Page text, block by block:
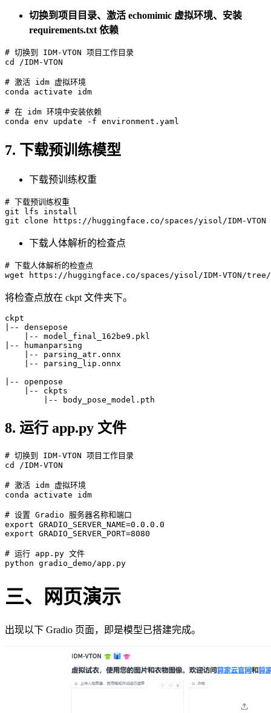
切换到项目目录、激活 echomimic 虚拟环境、安装
requirements.txt 依赖
# 切换到 IDM-VTON 项目工作目录
cd
/IDM-VTON
# 激活 idm 虚拟环境
conda activate idm
# 在 idm 环境中安装依赖
7. 下载预训练模型
下载预训练权重
# 下载预训练权重
git lfs install
下载人体解析的检查点
# 下载人体解析的检查点
wget
将检查点放在 ckpt 文件夹下。
ckpt
-- densepose
-- model_final_162be9.pkl
-- humanparsing
-- parsing_atr.onnx
-- parsing_lip.onnx
-- openpose
-- ckpts
-- body_pose_model.pth
8. 运行 app.py 文件
# 切换到 IDM-VTON 项目工作目录
cd
/IDM-VTON
# 激活 idm 虚拟环境
conda activate idm
# 设置 Gradio 服务器名称和端口
export
export GRADIO_SERVER_PORT=8080
# 运行 app.py 文件
三、网页演示
出现以下 Gradio 页面，即是模型已搭建完成。